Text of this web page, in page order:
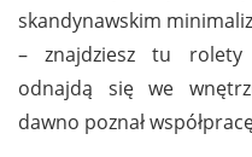
skandynawskim
– znajdziesz tu rolety
odnajdą się we
dawno poznał